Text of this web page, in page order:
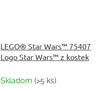
LEGO® Star Wars™ 75407
Logo Star Wars™ z kostek
Skladom (>5 ks)